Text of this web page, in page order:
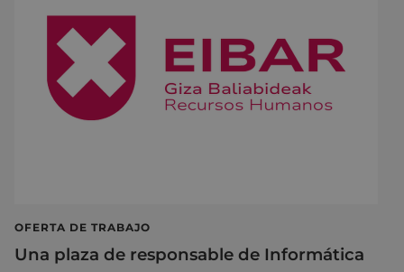
OFERTA DE TRABAJO
Una plaza de responsable de Informática